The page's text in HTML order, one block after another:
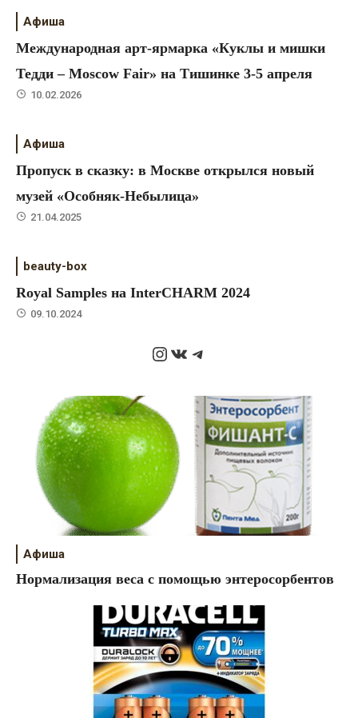
Афиша
Международная арт-ярмарка «Куклы и мишки
Тедди – Moscow Fair» на Тишинке 3-5 апреля
10.02.2026
Афиша
Пропуск в сказку: в Москве открылся новый
музей «Особняк-Небылица»
21.04.2025
beauty-box
Royal Samples на InterCHARM 2024
09.10.2024
Instagram
ВКонтакте
Telegram
Афиша
Нормализация веса с помощью энтеросорбентов